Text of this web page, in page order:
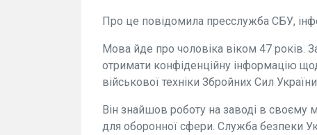
Про це повідомила пресслужба СБУ,
Мова йде про чоловіка віком 47 років.
отримати конфіденційну інформацію
військової техніки Збройних Сил України.
Він знайшов роботу на заводі в своєму
для оборонної сфери. Служба безпеки